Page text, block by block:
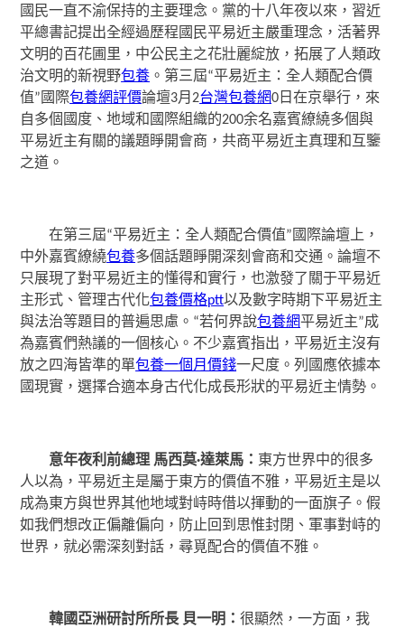
國民一直不渝保持的主要理念。黨的十八年夜以來，習近
平總書記提出全經過歷程國民平易近主嚴重理念，活著界
文明的百花圃里，中公民主之花壯麗綻放，拓展了人類政
治文明的新視野包養 。第三屆“平易近主：全人類配合價
值”國際包養網評價論壇3月2台灣包養網0日在京舉行，來
自多個國度、地域和國際組織的200余名嘉賓繚繞多個與
平易近主有關的議題睜開會商，共商平易近主真理和互鑒
之道。
在第三屆“平易近主：全人類配合價值”國際論壇上，
中外嘉賓繚繞包養多個話題睜開深刻會商和交通。論壇不
只展現了對平易近主的懂得和實行，也激發了關于平易近
主形式、管理古代化包養價格ptt以及數字時期下平易近主
與法治等題目的普遍思慮。“若何界說包養網平易近主”成
為嘉賓們熱議的一個核心。不少嘉賓指出，平易近主沒有
放之四海皆準的單包養一個月價錢一尺度。列國應依據本
國現實，選擇合適本身古代化成長形狀的平易近主情勢。
意年夜利前總理 馬西莫·達萊馬： 東方世界中的很多
人以為，平易近主是屬于東方的價值不雅，平易近主是以
成為東方與世界其他地域對峙時借以揮動的一面旗子。假
如我們想改正偏離偏向，防止回到思惟封閉、軍事對峙的
世界，就必需深刻對話，尋覓配合的價值不雅。
韓國亞洲研討所所長 貝一明：很顯然，一方面，我